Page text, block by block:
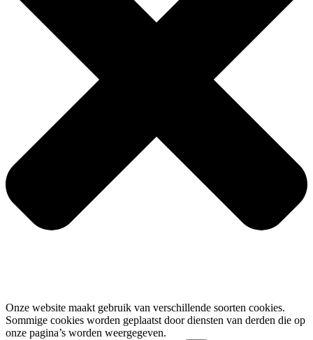
Onze website maakt gebruik van verschillende soorten cookies.
Sommige cookies worden geplaatst door diensten van derden die op
onze pagina’s worden weergegeven.